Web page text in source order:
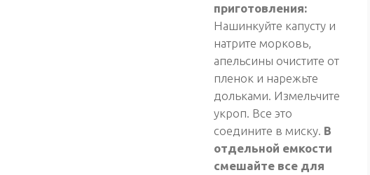
приготовления:
Нашинкуйте капусту и
натрите морковь,
апельсины очистите от
пленок и нарежьте
дольками. Измельчите
укроп. Все это
соедините в миску. В
отдельной емкости
смешайте все для